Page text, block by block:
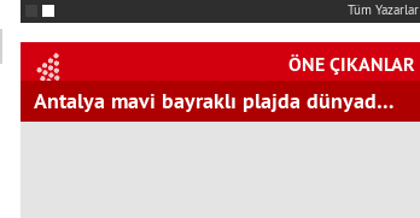
CHP…
SERKAN ÜNAL
Mutluluk Sofrası...
Tüm Yazarlar
ÖNE ÇIKANLAR
Antalya mavi bayraklı plajda dünyad…